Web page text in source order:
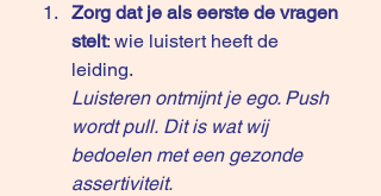
Zorg dat je als eerste de vragen
stelt: wie luistert heeft de
leiding.
Luisteren ontmijnt je ego. Push
wordt pull. Dit is wat wij
bedoelen met een gezonde
assertiviteit.